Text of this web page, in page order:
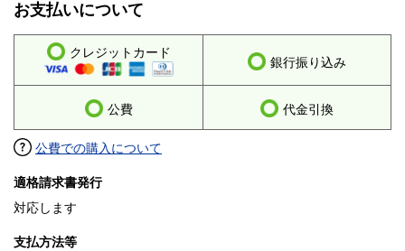
お支払いについて
クレジットカード
銀行振り込み
公費 代金引換
公費での購入について
適格請求書発行
対応します
支払方法等